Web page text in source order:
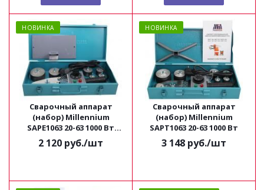
НОВИНКА
Сварочный аппарат
(набор) Millennium
SAPE1063 20-63 1000 Вт
(эконом)
2 120 руб./шт
НОВИНКА
Сварочный аппарат
(набор) Millennium
SAPT1063 20-63 1000 Вт
3 148 руб./шт